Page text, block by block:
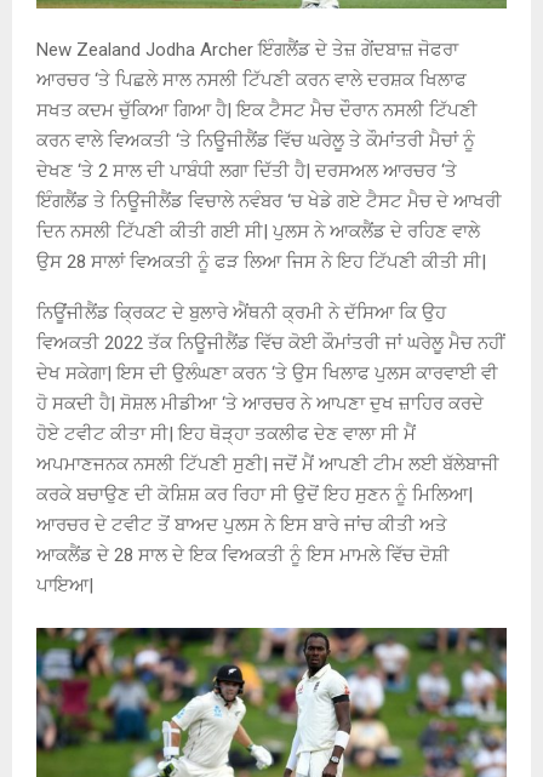
New Zealand Jodha Archer ਇੰਗਲੈਂਡ ਦੇ ਤੇਜ਼ ਗੇਂਦਬਾਜ਼ ਜੋਫਰਾ
ਆਰਚਰ ‘ਤੇ ਪਿਛਲੇ ਸਾਲ ਨਸਲੀ ਟਿੱਪਣੀ ਕਰਨ ਵਾਲੇ ਦਰਸ਼ਕ ਖਿਲਾਫ
ਸਖਤ ਕਦਮ ਚੁੱਕਿਆ ਗਿਆ ਹੈ| ਇਕ ਟੈਸਟ ਮੈਚ ਦੌਰਾਨ ਨਸਲੀ ਟਿੱਪਣੀ
ਕਰਨ ਵਾਲੇ ਵਿਅਕਤੀ ‘ਤੇ ਨਿਊਜੀਲੈਂਡ ਵਿੱਚ ਘਰੇਲੂ ਤੇ ਕੌਮਾਂਤਰੀ ਮੈਚਾਂ ਨੂੰ
ਦੇਖਣ ‘ਤੇ 2 ਸਾਲ ਦੀ ਪਾਬੰਧੀ ਲਗਾ ਦਿੱਤੀ ਹੈ| ਦਰਸਅਲ ਆਰਚਰ ‘ਤੇ
ਇੰਗਲੈਂਡ ਤੇ ਨਿਊਜੀਲੈਂਡ ਵਿਚਾਲੇ ਨਵੰਬਰ ‘ਚ ਖੇਡੇ ਗਏ ਟੈਸਟ ਮੈਚ ਦੇ ਆਖਰੀ
ਦਿਨ ਨਸਲੀ ਟਿੱਪਣੀ ਕੀਤੀ ਗਈ ਸੀ| ਪੁਲਸ ਨੇ ਆਕਲੈਂਡ ਦੇ ਰਹਿਣ ਵਾਲੇ
ਉਸ 28 ਸਾਲਾਂ ਵਿਅਕਤੀ ਨੂੰ ਫੜ ਲਿਆ ਜਿਸ ਨੇ ਇਹ ਟਿੱਪਣੀ ਕੀਤੀ ਸੀ|
ਨਿਊਂਜੀਲੈਂਡ ਕ੍ਰਿਕਟ ਦੇ ਬੁਲਾਰੇ ਐਂਥਨੀ ਕ੍ਰਮੀ ਨੇ ਦੱਸਿਆ ਕਿ ਉਹ
ਵਿਅਕਤੀ 2022 ਤੱਕ ਨਿਊਜੀਲੈਂਡ ਵਿੱਚ ਕੋਈ ਕੌਮਾਂਤਰੀ ਜਾਂ ਘਰੇਲੂ ਮੈਚ ਨਹੀਂ
ਦੇਖ ਸਕੇਗਾ| ਇਸ ਦੀ ਉਲੰਘਣਾ ਕਰਨ ‘ਤੇ ਉਸ ਖਿਲਾਫ ਪੁਲਸ ਕਾਰਵਾਈ ਵੀ
ਹੋ ਸਕਦੀ ਹੈ| ਸੋਸ਼ਲ ਮੀਡੀਆ ‘ਤੇ ਆਰਚਰ ਨੇ ਆਪਣਾ ਦੁਖ ਜ਼ਾਹਿਰ ਕਰਦੇ
ਹੋਏ ਟਵੀਟ ਕੀਤਾ ਸੀ| ਇਹ ਥੋੜ੍ਹਾ ਤਕਲੀਫ ਦੇਣ ਵਾਲਾ ਸੀ ਮੈਂ
ਅਪਮਾਣਜਨਕ ਨਸਲੀ ਟਿੱਪਣੀ ਸੁਣੀ| ਜਦੋਂ ਮੈਂ ਆਪਣੀ ਟੀਮ ਲਈ ਬੱਲੇਬਾਜੀ
ਕਰਕੇ ਬਚਾਉਣ ਦੀ ਕੋਸ਼ਿਸ਼ ਕਰ ਰਿਹਾ ਸੀ ਉਦੋਂ ਇਹ ਸੁਣਨ ਨੂੰ ਮਿਲਿਆ|
ਆਰਚਰ ਦੇ ਟਵੀਟ ਤੋਂ ਬਾਅਦ ਪੁਲਸ ਨੇ ਇਸ ਬਾਰੇ ਜਾਂਚ ਕੀਤੀ ਅਤੇ
ਆਕਲੈਂਡ ਦੇ 28 ਸਾਲ ਦੇ ਇਕ ਵਿਅਕਤੀ ਨੂੰ ਇਸ ਮਾਮਲੇ ਵਿੱਚ ਦੋਸ਼ੀ
ਪਾਇਆ|